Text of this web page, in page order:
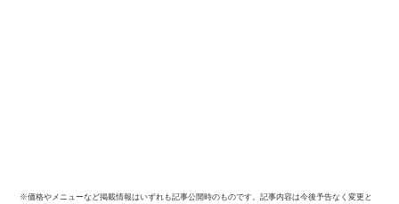
※価格やメニューなど掲載情報はいずれも記事公開時のものです。記事内容は今後予告なく変更と